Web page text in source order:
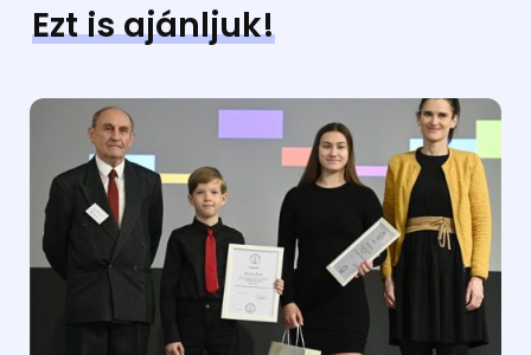
Ezt is ajánljuk!